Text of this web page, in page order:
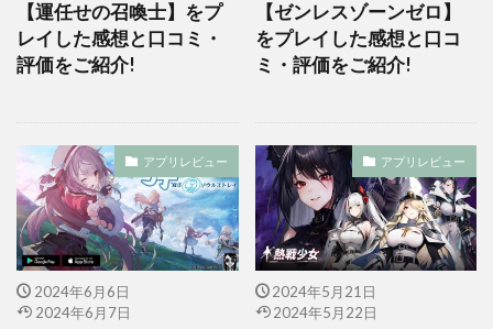
【運任せの召喚士】をプ
レイした感想と口コミ・
評価をご紹介!
【ゼンレスゾーンゼロ】
をプレイした感想と口コ
ミ・評価をご紹介!
アプリレビュー
2024年6月6日
2024年6月7日
アプリレビュー
2024年5月21日
2024年5月22日